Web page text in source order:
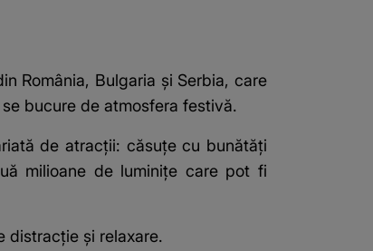
România, Bulgaria și Serbia, care
bucure de atmosfera festivă.
de atracții: căsuțe cu bunătăți
milioane de luminițe care pot fi
distracție și relaxare.